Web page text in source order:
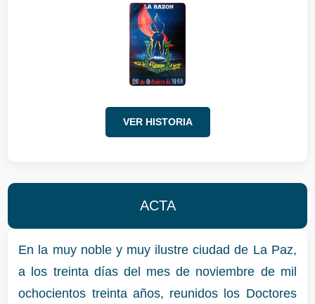
VER HISTORIA
ACTA
En la muy noble y muy ilustre ciudad de La Paz,
a los treinta días del mes de noviembre de mil
ochocientos treinta años, reunidos los Doctores